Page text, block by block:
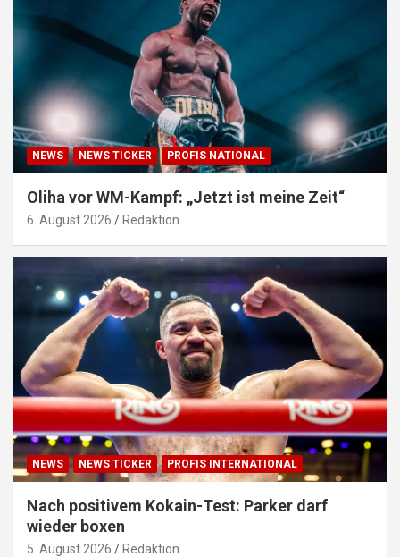
NEWS NEWS TICKER PROFIS NATIONAL
Oliha vor WM-Kampf: „Jetzt ist meine Zeit“
6. August 2026 Redaktion
NEWS NEWS TICKER PROFIS INTERNATIONAL
Nach positivem Kokain-Test: Parker darf
wieder boxen
5. August 2026 Redaktion